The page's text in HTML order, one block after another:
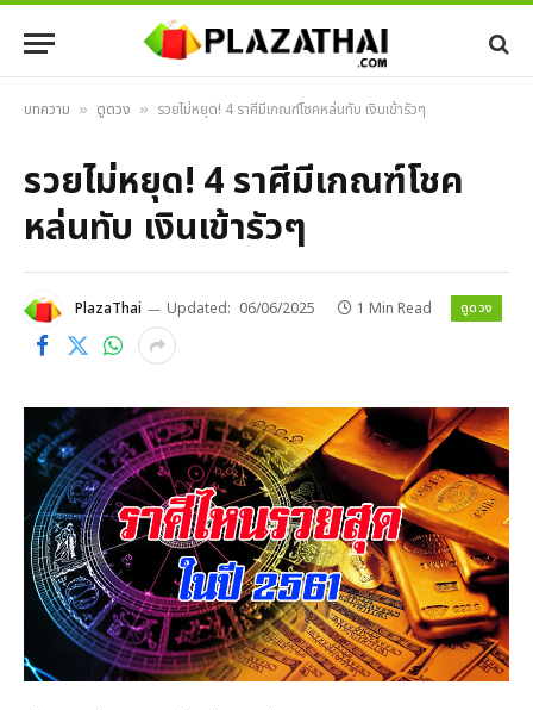
บทความ » ดูดวง » รวยไม่หยุด! 4 ราศีมีเกณฑ์โชคหล่นทับ เงินเข้ารัวๆ
รวยไม่หยุด! 4 ราศีมีเกณฑ์โชค
หล่นทับ เงินเข้ารัวๆ
PlazaThai Updated: 06/06/2025 1 Min Read ดูดวง